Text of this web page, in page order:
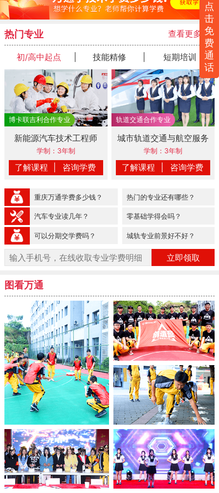
热门专业 查看更多 >>
初/高中起点 技能精修 短期培训
新能源汽车技术工程师
学制：3年制
了解课程 咨询学费
城市轨道交通与航空服务
学制：3年制
了解课程 咨询学费
重庆万通学费多少钱？ 热门的专业还有哪些？
汽车专业读几年？ 零基础学得会吗？
可以分期交学费吗？ 城轨专业前景好不好？
立即领取
图看万通
点
击
免
费
通
话